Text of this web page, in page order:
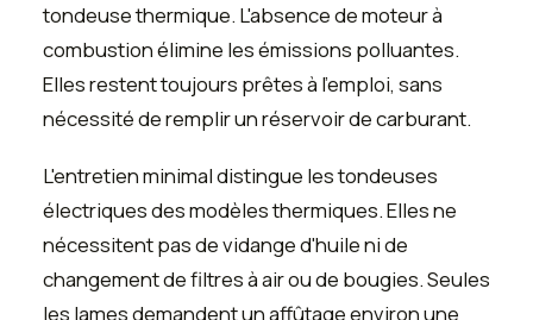
tondeuse thermique. L'absence de moteur à
combustion élimine les émissions polluantes.
Elles restent toujours prêtes à l'emploi, sans
nécessité de remplir un réservoir de carburant.
L'entretien minimal distingue les tondeuses
électriques des modèles thermiques. Elles ne
nécessitent pas de vidange d'huile ni de
changement de filtres à air ou de bougies. Seules
les lames demandent un affûtage environ une